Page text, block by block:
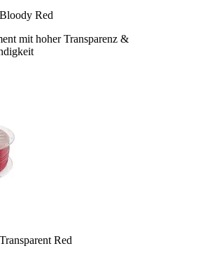
Red
mit hoher Transparenz &
Red